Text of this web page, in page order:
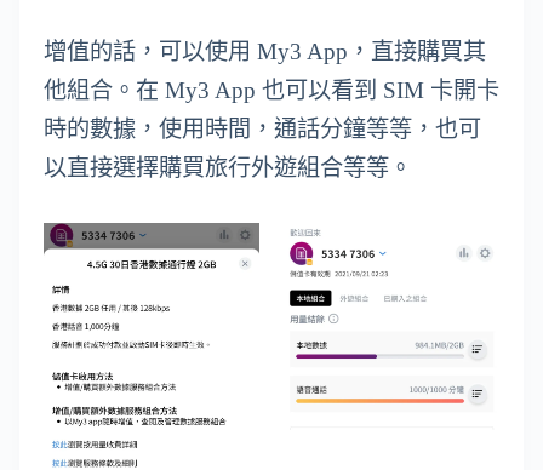
增值的話，可以使用 My3 App，直接購買其
他組合。在 My3 App 也可以看到 SIM 卡開卡
時的數據，使用時間，通話分鐘等等，也可
以直接選擇購買旅行外遊組合等等。